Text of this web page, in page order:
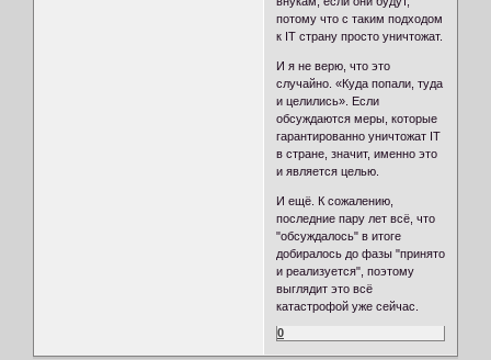
потому что с таким подходом
к IT страну просто уничтожат.
И я не верю, что это
случайно. «Куда попали, туда
и целились». Если
обсуждаются меры, которые
гарантированно уничтожат IT
в стране, значит, именно это
и является целью.
И ещё. К сожалению,
последние пару лет всё, что
"обсуждалось" в итоге
добиралось до фазы "принято
и реализуется", поэтому
выглядит это всё
катастрофой уже сейчас.
0